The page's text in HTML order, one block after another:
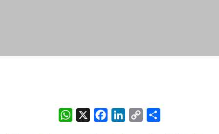
WhatsApp FacebookLinkedIn
Copy